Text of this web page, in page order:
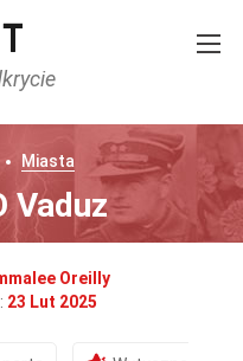
Miasta
Vaduz
Oreilly
23 Lut 2025